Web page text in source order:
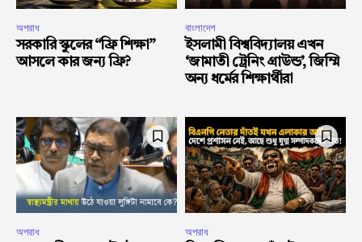
অপরাধ
সরকারি স্কুলের “ফ্রি শিক্ষা”
আসলে কার জন্য ফ্রি?
বাংলাদেশ
ইসলামী বিশ্ববিদ্যালয় এখন
‘জামাতী ট্রেনিং গ্রাউন্ড’, জিম্মি
অন্য ধর্মের শিক্ষার্থীরা
অপরাধ অপরাধ